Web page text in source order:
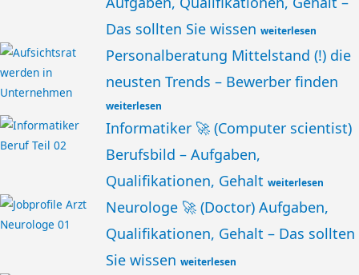
Das sollten Sie wissen weiterlesen
Personalberatung Mittelstand (!) die
neusten Trends – Bewerber finden
weiterlesen
Informatiker 🚀 (Computer scientist)
Berufsbild – Aufgaben,
Qualifikationen, Gehalt weiterlesen
Neurologe 🚀 (Doctor) Aufgaben,
Qualifikationen, Gehalt – Das sollten
Sie wissen weiterlesen